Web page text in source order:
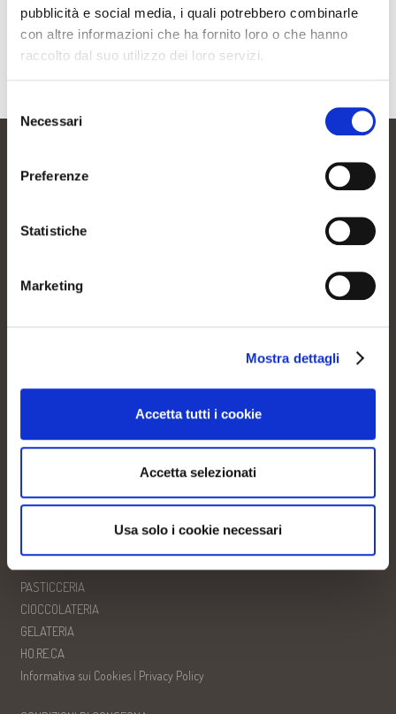
pubblicità e social media, i quali potrebbero combinarle
con altre informazioni che ha fornito loro o che hanno
raccolto dal suo utilizzo dei loro servizi.
delNecessari
Preferenze
Statistiche
Marketing
Mostra dettagli
Accetta tutti i cookie
Accetta selezionati
Usa solo i cookie necessari
Località Catena Rossa 2a
Tel. +39 366 6712457
Pratiche amministrative:amministrazione@dolceideasrl.it
REA CN-218543
CHI SIAMO
PRODOTTI
NEWS
PASTICCERIA
CIOCCOLATERIA
GELATERIA
HO.RE.CA
Informativa sui Cookies| Privacy Policy